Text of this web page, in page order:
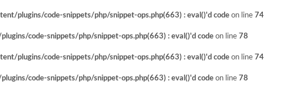
plugins/code-snippets/php/snippet-ops.php(663) : eval()'d code on line 74
code-snippets/php/snippet-ops.php(663) : eval()'d code on line 78
plugins/code-snippets/php/snippet-ops.php(663) : eval()'d code on line 74
code-snippets/php/snippet-ops.php(663) : eval()'d code on line 78